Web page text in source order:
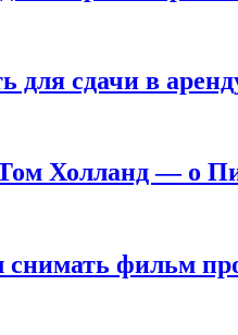
для сдачи в
Холланд — о
снимать фильм